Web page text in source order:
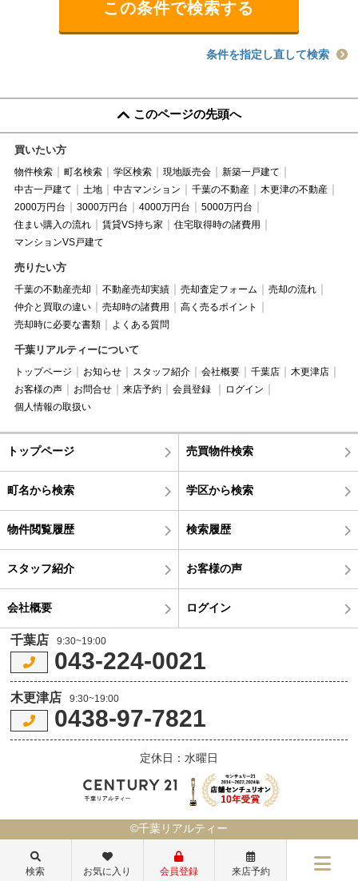
条件を指定し直して検索
このページの先頭へ
買いたい方
物件検索 町名検索 学区検索 現地販売会
新築一戸建て
中古一戸建て
土地 中古マンション 千葉の不動産
木更津の不動産
2000万円台
3000万円台 4000万円台
5000万円台
住まい購入の流れ
賃貸VS持ち家
住宅取得時の諸費用
マンションVS戸建て
売りたい方
千葉の不動産売却 不動産売却実績 売却査定フォーム
売却の流れ
仲介と買取の違い
売却時の諸費用
高く売るポイント
売却時に必要な書類
よくある質問
千葉リアルティーについて
トップページ お知らせ スタッフ紹介 会社概要 千葉店
木更津店
お客様の声
お問合せ 来店予約 会員登録
ログイン
個人情報の取扱い
トップページ 売買物件検索
町名から検索 学区から検索
物件閲覧履歴 検索履歴
スタッフ紹介 お客様の声
会社概要 ログイン
千葉店 9:30~19:00
043-224-0021
木更津店 9:30~19:00
0438-97-7821
定休日：水曜日
©千葉リアルティー
検索 お気に入り 会員登録 来店予約